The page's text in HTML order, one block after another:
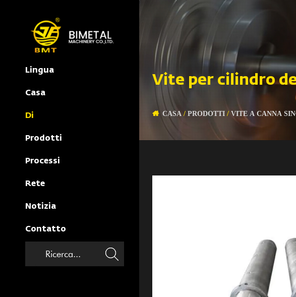
Lingua
Casa
Di
Prodotti
Processi
Rete
Notizia
Contatto
Vite per cilindro
CASA/ PRODOTTI/VITE A CANNA